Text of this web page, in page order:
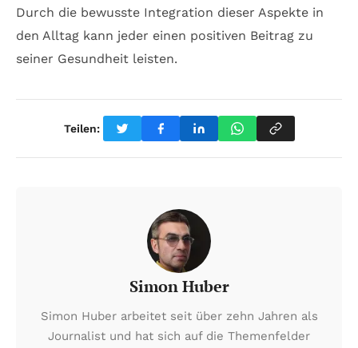
Durch die bewusste Integration dieser Aspekte in
den Alltag kann jeder einen positiven Beitrag zu
seiner Gesundheit leisten.
Teilen:
Simon Huber
Simon Huber arbeitet seit über zehn Jahren als
Journalist und hat sich auf die Themenfelder